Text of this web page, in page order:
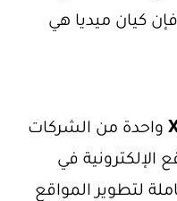
فإن كيان ميديا هي
واحدة من الشركات
الإلكترونية في
لتطوير المواقع